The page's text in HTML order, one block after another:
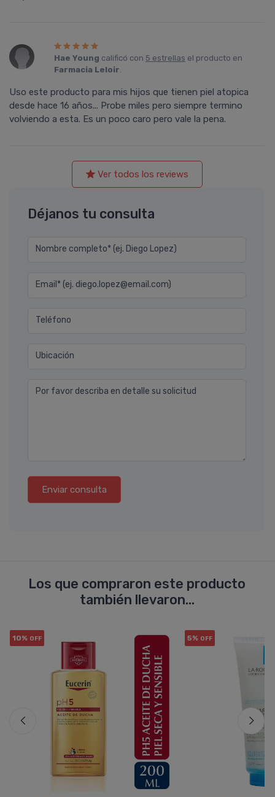
Hae Young calificó con 5 estrellas el producto en
Farmacia Leloir.
Uso este producto para mis hijos que tienen piel atopica
desde hace 16 años... Probe miles pero siempre termino
volviendo a esta. Es un poco caro pero vale la pena.
Ver todos los reviews
Déjanos tu consulta
Nombre completo* (ej. Diego Lopez)
Email* (ej. diego.lopez@email.com)
Teléfono
Ubicación
Por favor describa en detalle su solicitud
Enviar consulta
Los que compraron este producto
también llevaron...
10% OFF 5% OFF